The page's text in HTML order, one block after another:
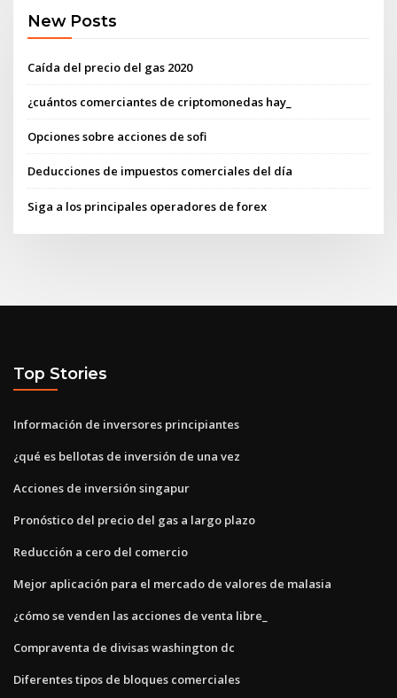
New Posts
Caída del precio del gas 2020
¿cuántos comerciantes de criptomonedas hay_
Opciones sobre acciones de sofi
Deducciones de impuestos comerciales del día
Siga a los principales operadores de forex
Top Stories
Información de inversores principiantes
¿qué es bellotas de inversión de una vez
Acciones de inversión singapur
Pronóstico del precio del gas a largo plazo
Reducción a cero del comercio
Mejor aplicación para el mercado de valores de malasia
¿cómo se venden las acciones de venta libre_
Compraventa de divisas washington dc
Diferentes tipos de bloques comerciales